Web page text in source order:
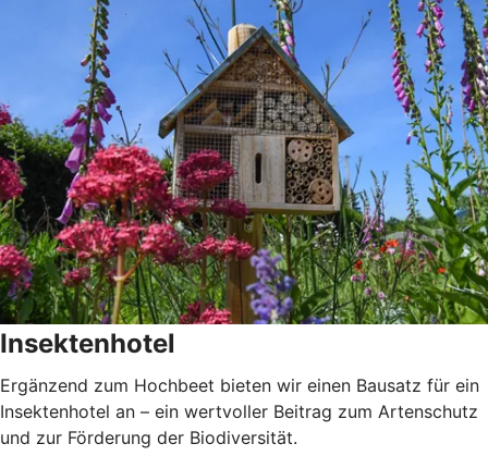
Insektenhotel
Ergänzend zum Hochbeet bieten wir einen Bausatz für ein
Insektenhotel an – ein wertvoller Beitrag zum Artenschutz
und zur Förderung der Biodiversität.